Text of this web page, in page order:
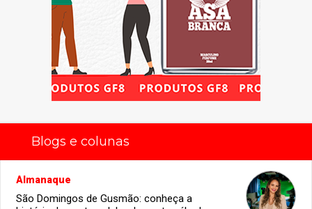
Blogs e colunas
Almanaque
São Domingos de Gusmão: conheça a